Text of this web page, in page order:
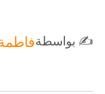
✍️ بواسطة